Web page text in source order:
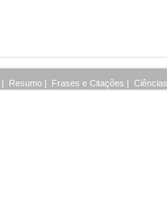
| Resumo | Frases e Citações |